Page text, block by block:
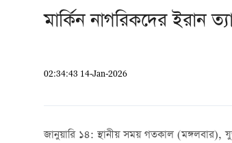
মার্কিন নাগরিকদের ইরান
02:34:43 14-Jan-2026
জানুয়ারি ১৪: স্থানীয় সময় গতকাল (মঙ্গলবার),